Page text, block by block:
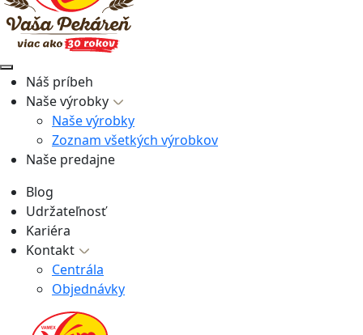
Náš príbeh
Naše výrobky
Naše výrobky
Zoznam všetkých výrobkov
Naše predajne
Blog
Udržateľnosť
Kariéra
Kontakt
Centrála
Objednávky